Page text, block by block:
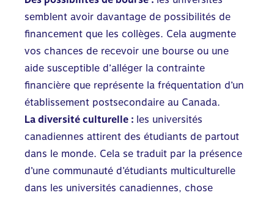
semblent avoir davantage de possibilités de
financement que les collèges. Cela augmente
vos chances de recevoir une bourse ou une
aide susceptible d’alléger la contrainte
financière que représente la fréquentation d’un
établissement postsecondaire au Canada.
La diversité culturelle : les universités
canadiennes attirent des étudiants de partout
dans le monde. Cela se traduit par la présence
d’une communauté d’étudiants multiculturelle
dans les universités canadiennes, chose